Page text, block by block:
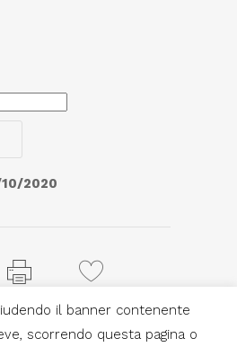
2020
PAGE 1LIKE
il banner contenente
scorrendo questa pagina o